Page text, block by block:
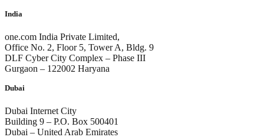
India
one.com India Private Limited,
Office No. 2, Floor 5, Tower A, Bldg. 9
DLF Cyber City Complex – Phase III
Gurgaon – 122002 Haryana
Dubai
Dubai Internet City
Building 9 – P.O. Box 500401
Dubai – United Arab Emirates